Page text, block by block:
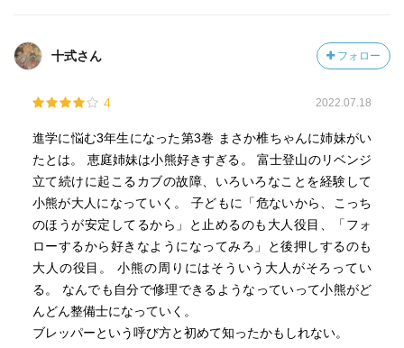
十式さん フォロー
4 2022.07.18
進学に悩む3年生になった第3巻 まさか椎ちゃんに姉妹がい
たとは。 恵庭姉妹は小熊好きすぎる。 富士登山のリベンジ
立て続けに起こるカブの故障、いろいろなことを経験して
小熊が大人になっていく。 子どもに「危ないから、こっち
のほうが安定してるから」と止めるのも大人役目、「フォ
ローするから好きなようになってみろ」と後押しするのも
大人の役目。 小熊の周りにはそういう大人がそろってい
る。 なんでも自分で修理できるようなっていって小熊がど
んどん整備士になっていく。
ブレッパーという呼び方と初めて知ったかもしれない。